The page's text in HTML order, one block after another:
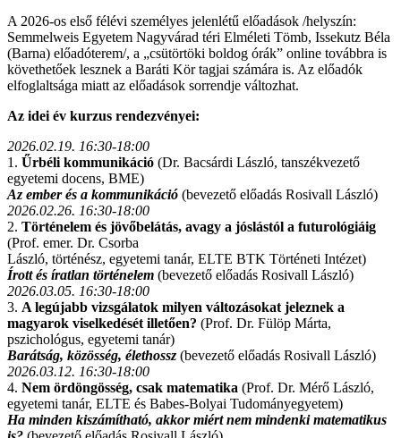
A 2026-os első félévi személyes jelenlétű előadások /helyszín:
Semmelweis Egyetem Nagyvárad téri Elméleti Tömb, Issekutz Béla
(Barna) előadóterem/, a „csütörtöki boldog órák” online továbbra is
követhetőek lesznek a Baráti Kör tagjai számára is. Az előadók
elfoglaltsága miatt az előadások sorrendje változhat.
Az idei év kurzus rendezvényei:
2026.02.19. 16:30-18:00
1. Űrbéli kommunikáció (Dr. Bacsárdi László, tanszékvezető
egyetemi docens, BME)
Az ember és a kommunikáció (bevezető előadás Rosivall László)
2026.02.26. 16:30-18:00
2. Történelem és jövőbelátás, avagy a jóslástól a futurológiáig
(Prof. emer. Dr. Csorba
László, történész, egyetemi tanár, ELTE BTK Történeti Intézet)
Írott és íratlan történelem (bevezető előadás Rosivall László)
2026.03.05. 16:30-18:00
3. A legújabb vizsgálatok milyen változásokat jeleznek a
magyarok viselkedését illetően? (Prof. Dr. Fülöp Márta,
pszichológus, egyetemi tanár)
Barátság, közösség, élethossz (bevezető előadás Rosivall László)
2026.03.12. 16:30-18:00
4. Nem ördöngösség, csak matematika (Prof. Dr. Mérő László,
egyetemi tanár, ELTE és Babes-Bolyai Tudományegyetem)
Ha minden kiszámítható, akkor miért nem mindenki matematikus